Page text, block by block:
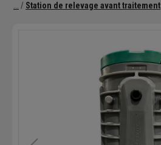
Station de relevage avant traitement